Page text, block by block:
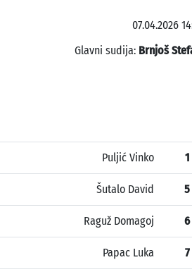
07.04.2026
Glavni sudija: Brnjoš
Puljić Vinko 1
Šutalo David 5
Raguž Domagoj 6
Papac Luka 7